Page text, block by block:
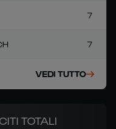
7
7
VEDI TUTTO
TOTALI